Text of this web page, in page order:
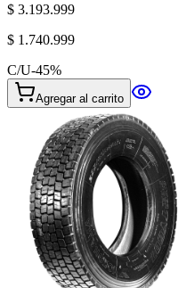
$ 3.193.999
$ 1.740.999
C/U-45%
Agregar al carrito